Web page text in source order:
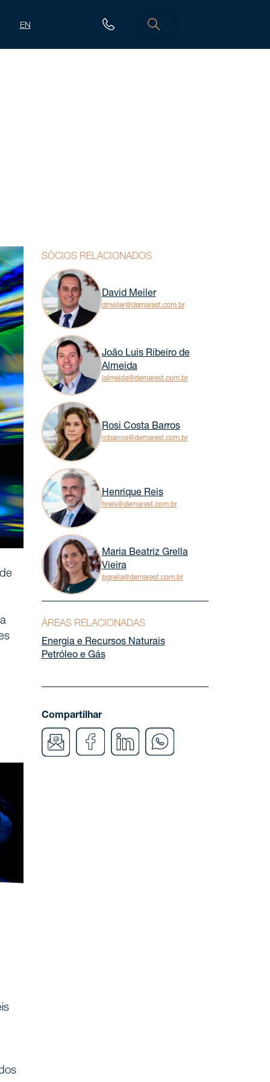
EN
SÓCIOS RELACIONADOS
David Meiler
dmeiler@demarest.com.br
João Luis Ribeiro de
Almeida
jalmeida@demarest.com.br
Rosi Costa Barros
rcbarros@demarest.com.br
Henrique Reis
hreis@demarest.com.br
Maria Beatriz Grella
Vieira
bgrella@demarest.com.br
ÁREAS RELACIONADAS
Energia e Recursos Naturais
Petróleo e Gás
Compartilhar